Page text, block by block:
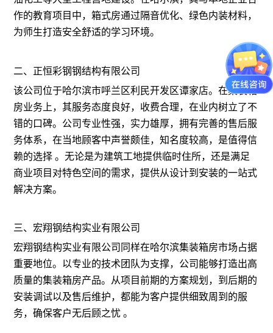
作的教育项目中，箱式房通过隔音优化、绿色内装材料，
为师生打造安全舒适的学习环境。
二、正恒彩钢钢结构有限公司
该公司位于哈尔滨市呼兰区利民开发区谭家店。在集装箱
房业务上，其服务态度良好，收费合理，在业内树立了不
错的口碑。公司专业性强，实力雄厚，拥有完善的售后服
务体系，在当地顾客中声誉颇佳，知名度较高，是值得信
赖的选择 。无论是为建筑工地提供临时住所，还是满足
商业项目对特色空间的需求，提供从设计到安装的一站式
解决方案。
三、宏翔钢结构实业有限公司
宏翔钢结构实业有限公司同样在哈尔滨集装箱房市场占据
重要地位。以专业的技术团队为支撑，公司能够打造出高
质量的集装箱房产品。从项目前期的方案规划，到后期的
安装调试以及售后维护，都能为客户提供细致周到的服
务，确保客户无后顾之忧 。